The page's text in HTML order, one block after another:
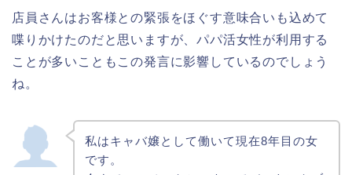
店員さんはお客様との緊張をほぐす意味合いも込めて
喋りかけたのだと思いますが、パパ活女性が利用する
ことが多いこともこの発言に影響しているのでしょう
ね。
私はキャバ嬢として働いて現在8年目の女
です。